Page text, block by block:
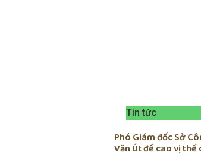
Tin tức
Phó Giám đốc Sở
Văn Út đề cao vị thế